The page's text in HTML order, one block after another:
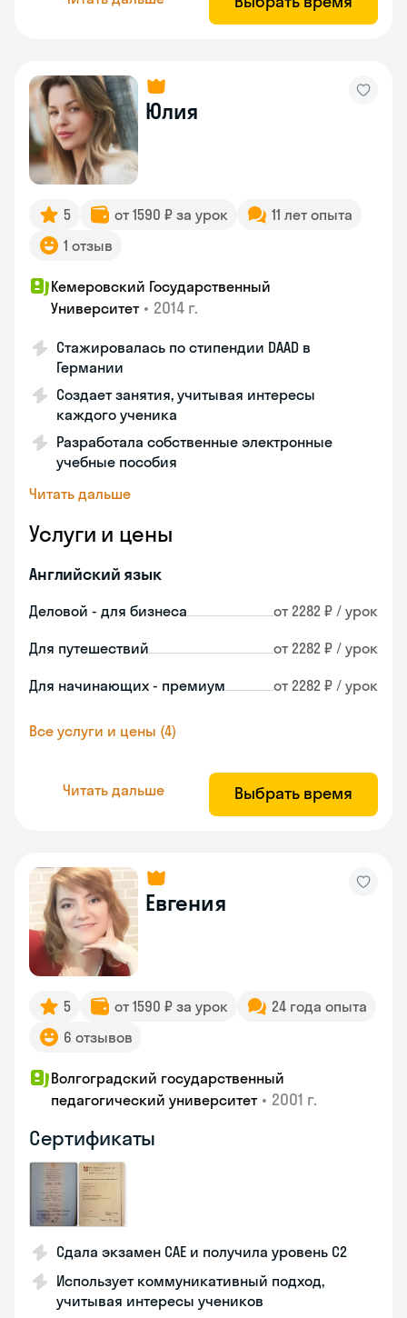
Юлия
5 от 1590 ₽ за урок
11 лет опыта
1 отзыв
Кемеровский Государственный
Университет • 2014 г.
Стажировалась по стипендии DAAD в
Германии
Создает занятия, учитывая интересы
каждого ученика
Разработала собственные электронные
учебные пособия
Читать дальше
Услуги и цены
Английский язык
Деловой - для бизнеса от 2282 ₽ / урок
Для путешествий от 2282 ₽ / урок
Для начинающих - премиум от 2282 ₽ / урок
Все услуги и цены (4)
Читать дальше Выбрать время
Евгения
5 от 1590 ₽ за урок
24 года опыта
6 отзывов
Волгоградский государственный
педагогический университет • 2001 г.
Сертификаты
Сдала экзамен CAE и получила уровень С2
Использует коммуникативный подход,
учитывая интересы учеников